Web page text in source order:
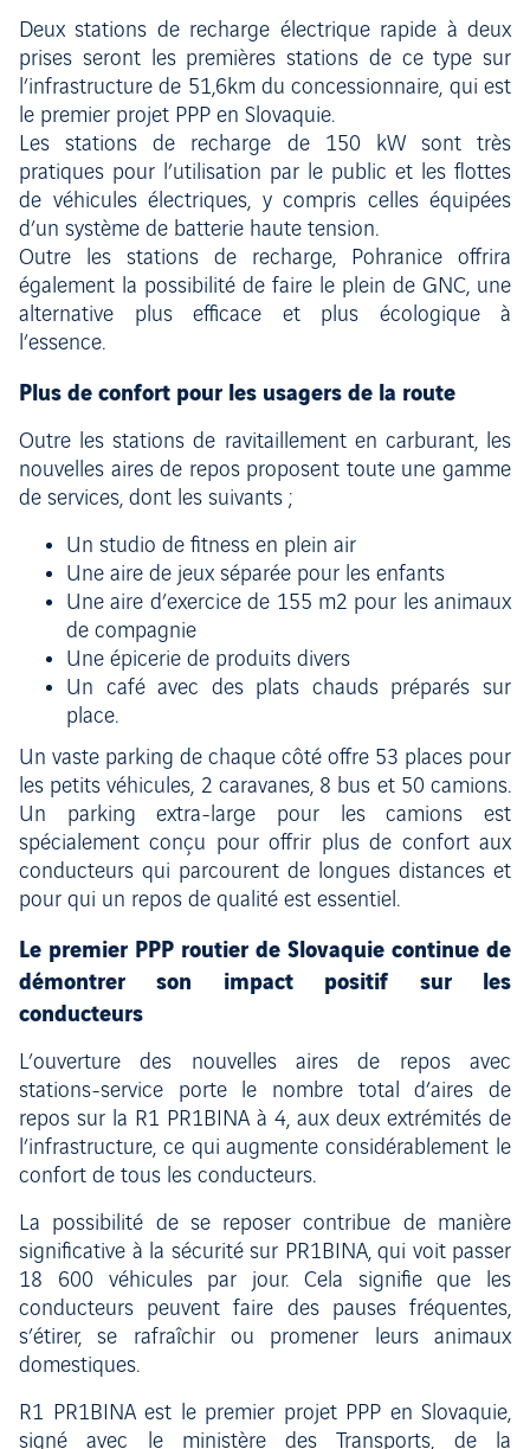
Deux stations de recharge électrique rapide à deux
prises seront les premières stations de ce type sur
l’infrastructure de 51,6km du concessionnaire, qui est
le premier projet PPP en Slovaquie.
Les stations de recharge de 150 kW sont très
pratiques pour l’utilisation par le public et les flottes
de véhicules électriques, y compris celles équipées
d’un système de batterie haute tension.
Outre les stations de recharge, Pohranice offrira
également la possibilité de faire le plein de GNC, une
alternative plus efficace et plus écologique à
l’essence.
Plus de confort pour les usagers de la route
Outre les stations de ravitaillement en carburant, les
nouvelles aires de repos proposent toute une gamme
de services, dont les suivants ;
Un studio de fitness en plein air
Une aire de jeux séparée pour les enfants
Une aire d’exercice de 155 m2 pour les animaux
de compagnie
Une épicerie de produits divers
Un café avec des plats chauds préparés sur
place.
Un vaste parking de chaque côté offre 53 places pour
les petits véhicules, 2 caravanes, 8 bus et 50 camions.
Un parking extra-large pour les camions est
spécialement conçu pour offrir plus de confort aux
conducteurs qui parcourent de longues distances et
pour qui un repos de qualité est essentiel.
Le premier PPP routier de Slovaquie continue de
démontrer son impact positif sur les
conducteurs
L’ouverture des nouvelles aires de repos avec
stations-service porte le nombre total d’aires de
repos sur la R1 PR1BINA à 4, aux deux extrémités de
l’infrastructure, ce qui augmente considérablement le
confort de tous les conducteurs.
La possibilité de se reposer contribue de manière
significative à la sécurité sur PR1BINA, qui voit passer
18 600 véhicules par jour. Cela signifie que les
conducteurs peuvent faire des pauses fréquentes,
s’étirer, se rafraîchir ou promener leurs animaux
domestiques.
R1 PR1BINA est le premier projet PPP en Slovaquie,
signé avec le ministère des Transports, de la